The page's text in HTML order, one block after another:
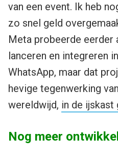
van een event. Ik heb
zo snel geld
Meta probeerde eerder
lanceren en integreren
WhatsApp, maar dat
hevige tegenwerking
wereldwijd, in de ijskast
Nog meer